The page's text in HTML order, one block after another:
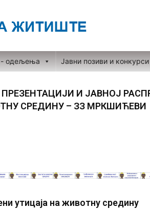
одељења Јавни позиви и конкурси
И ЈАВНОЈ
СРЕДИНУ – ЗЗ МРКШИЋЕВИ
утицаја на животну средину